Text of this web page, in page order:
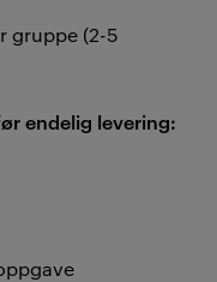
gruppe (2-5
endelig levering: